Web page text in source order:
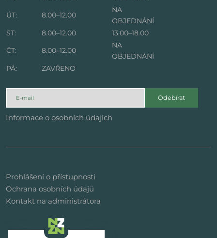
ÚT:
8.00–12.00
NA
OBJEDNÁNÍ
ST:
8.00–12.00
13.00–18.00
ČT:
8.00–12.00
NA
OBJEDNÁNÍ
PÁ:
ZAVŘENO
Odebírat
Informace o osobních údajích
Prohlášení o přístupnosti
Ochrana osobních údajů
Kontakt na administrátora